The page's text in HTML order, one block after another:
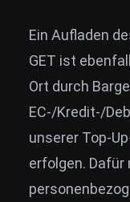
Ein Aufladen
GET ist
Ort durch
EC-/Kredit-/
unserer Top-
erfolgen.